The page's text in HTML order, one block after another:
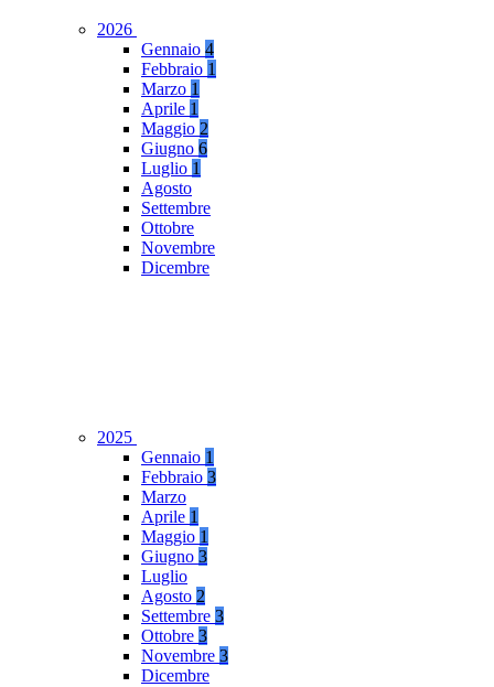
2026
Gennaio 4
Febbraio 1
Marzo 1
Aprile 1
Maggio 2
Giugno 6
Luglio 1
Agosto
Settembre
Ottobre
Novembre
Dicembre
2025
Gennaio 1
Febbraio 3
Marzo
Aprile 1
Maggio 1
Giugno 3
Luglio
Agosto 2
Settembre 3
Ottobre 3
Novembre 3
Dicembre